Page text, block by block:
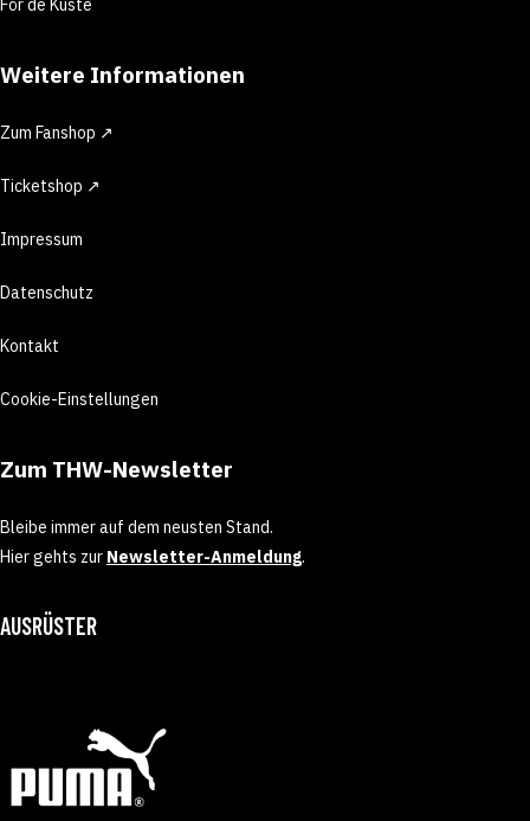
För de Küste
Weitere Informationen
Zum Fanshop ↗
Ticketshop ↗
Impressum
Datenschutz
Kontakt
Cookie-Einstellungen
Zum THW-Newsletter
Bleibe immer auf dem neusten Stand.
Hier gehts zur Newsletter-Anmeldung.
AUSRÜSTER